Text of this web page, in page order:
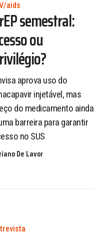
aids
semestral:
ou
aprova uso do
injetável, mas
do medicamento ainda
barreira para garantir
no SUS
De Lavor